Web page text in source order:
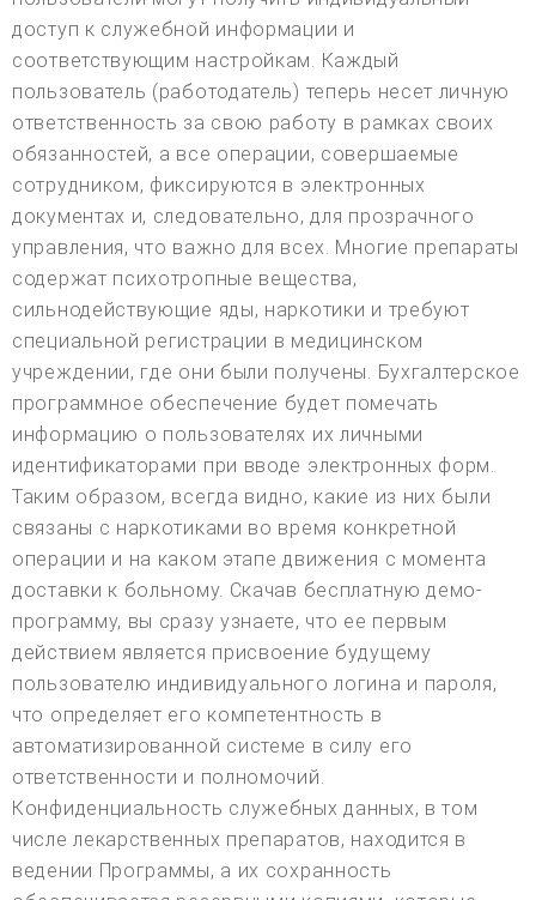
доступ к служебной информации и
соответствующим настройкам. Каждый
пользователь (работодатель) теперь несет личную
ответственность за свою работу в рамках своих
обязанностей, а все операции, совершаемые
сотрудником, фиксируются в электронных
документах и, следовательно, для прозрачного
управления, что важно для всех. Многие препараты
содержат психотропные вещества,
сильнодействующие яды, наркотики и требуют
специальной регистрации в медицинском
учреждении, где они были получены. Бухгалтерское
программное обеспечение будет помечать
информацию о пользователях их личными
идентификаторами при вводе электронных форм.
Таким образом, всегда видно, какие из них были
связаны с наркотиками во время конкретной
операции и на каком этапе движения с момента
доставки к больному. Скачав бесплатную демо-
программу, вы сразу узнаете, что ее первым
действием является присвоение будущему
пользователю индивидуального логина и пароля,
что определяет его компетентность в
автоматизированной системе в силу его
ответственности и полномочий.
Конфиденциальность служебных данных, в том
числе лекарственных препаратов, находится в
ведении Программы, а их сохранность